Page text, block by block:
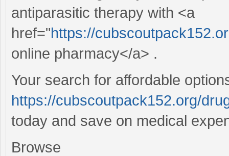
antiparasitic therapy with <a
href="https://
online pharmacy</a> .
Your search for affordable
https://cubscoutpack152.org/
today and save on medical
Browse